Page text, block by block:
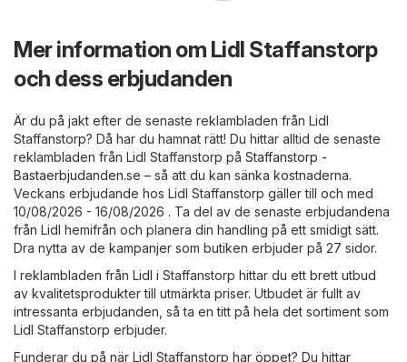
Mer information om Lidl Staffanstorp
och dess erbjudanden
Är du på jakt efter de senaste reklambladen från Lidl
Staffanstorp? Då har du hamnat rätt! Du hittar alltid de senaste
reklambladen från Lidl Staffanstorp på Staffanstorp -
Bastaerbjudanden.se – så att du kan sänka kostnaderna.
Veckans erbjudande hos Lidl Staffanstorp gäller till och med
10/08/2026 - 16/08/2026 . Ta del av de senaste erbjudandena
från Lidl hemifrån och planera din handling på ett smidigt sätt.
Dra nytta av de kampanjer som butiken erbjuder på 27 sidor.
I reklambladen från Lidl i Staffanstorp hittar du ett brett utbud
av kvalitetsprodukter till utmärkta priser. Utbudet är fullt av
intressanta erbjudanden, så ta en titt på hela det sortiment som
Lidl Staffanstorp erbjuder.
Funderar du på när Lidl Staffanstorp har öppet? Du hittar